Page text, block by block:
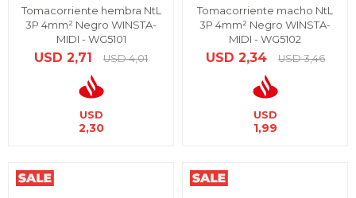
Tomacorriente hembra NtL
3P 4mm² Negro WINSTA-
MIDI - WG5101
USD 2,71 USD 4,01
USD
2,30
Tomacorriente macho NtL
3P 4mm² Negro WINSTA-
MIDI - WG5102
USD 2,34 USD 3,46
USD
1,99